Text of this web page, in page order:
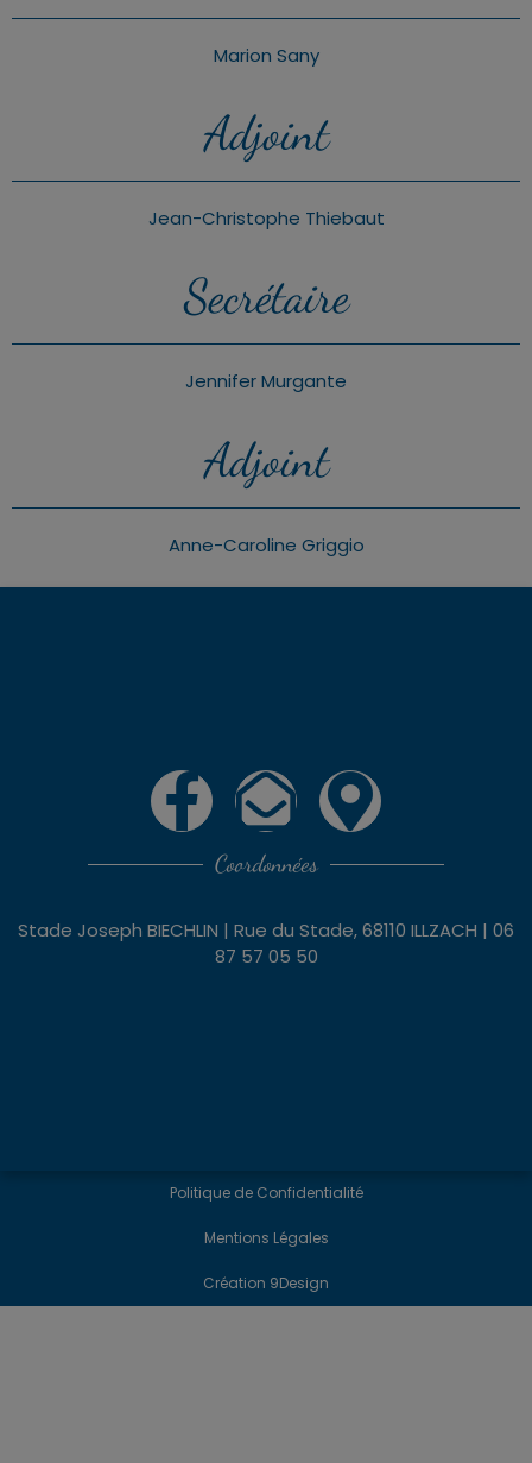
Marion Sany
Adjoint
Jean-Christophe Thiebaut
Secrétaire
Jennifer Murgante
Adjoint
Anne-Caroline Griggio
Coordonnées
Stade Joseph BIECHLIN | Rue du Stade, 68110 ILLZACH | 06
87 57 05 50
Politique de Confidentialité
Mentions Légales
Création 9Design